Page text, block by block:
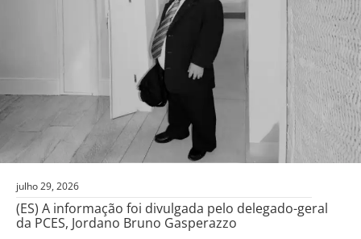
julho 29, 2026
(ES) A informação foi divulgada pelo delegado-geral
da PCES, Jordano Bruno Gasperazzo